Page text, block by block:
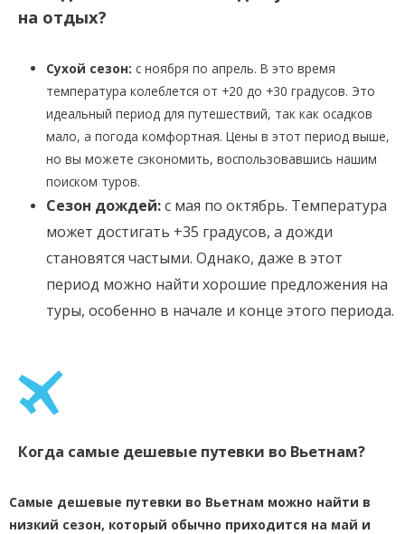
на отдых?
Сухой сезон: с ноября по апрель. В это время
температура колеблется от +20 до +30 градусов. Это
идеальный период для путешествий, так как осадков
мало, а погода комфортная. Цены в этот период выше,
но вы можете сэкономить, воспользовавшись нашим
поиском туров.
Сезон дождей:с мая по октябрь. Температура
может достигать +35 градусов, а дожди
становятся частыми. Однако, даже в этот
период можно найти хорошие предложения на
туры, особенно в начале и конце этого периода.
Когда самые дешевые путевки во Вьетнам?
Самые дешевые путевки во Вьетнам можно найти в
низкий сезон, который обычно приходится на май и